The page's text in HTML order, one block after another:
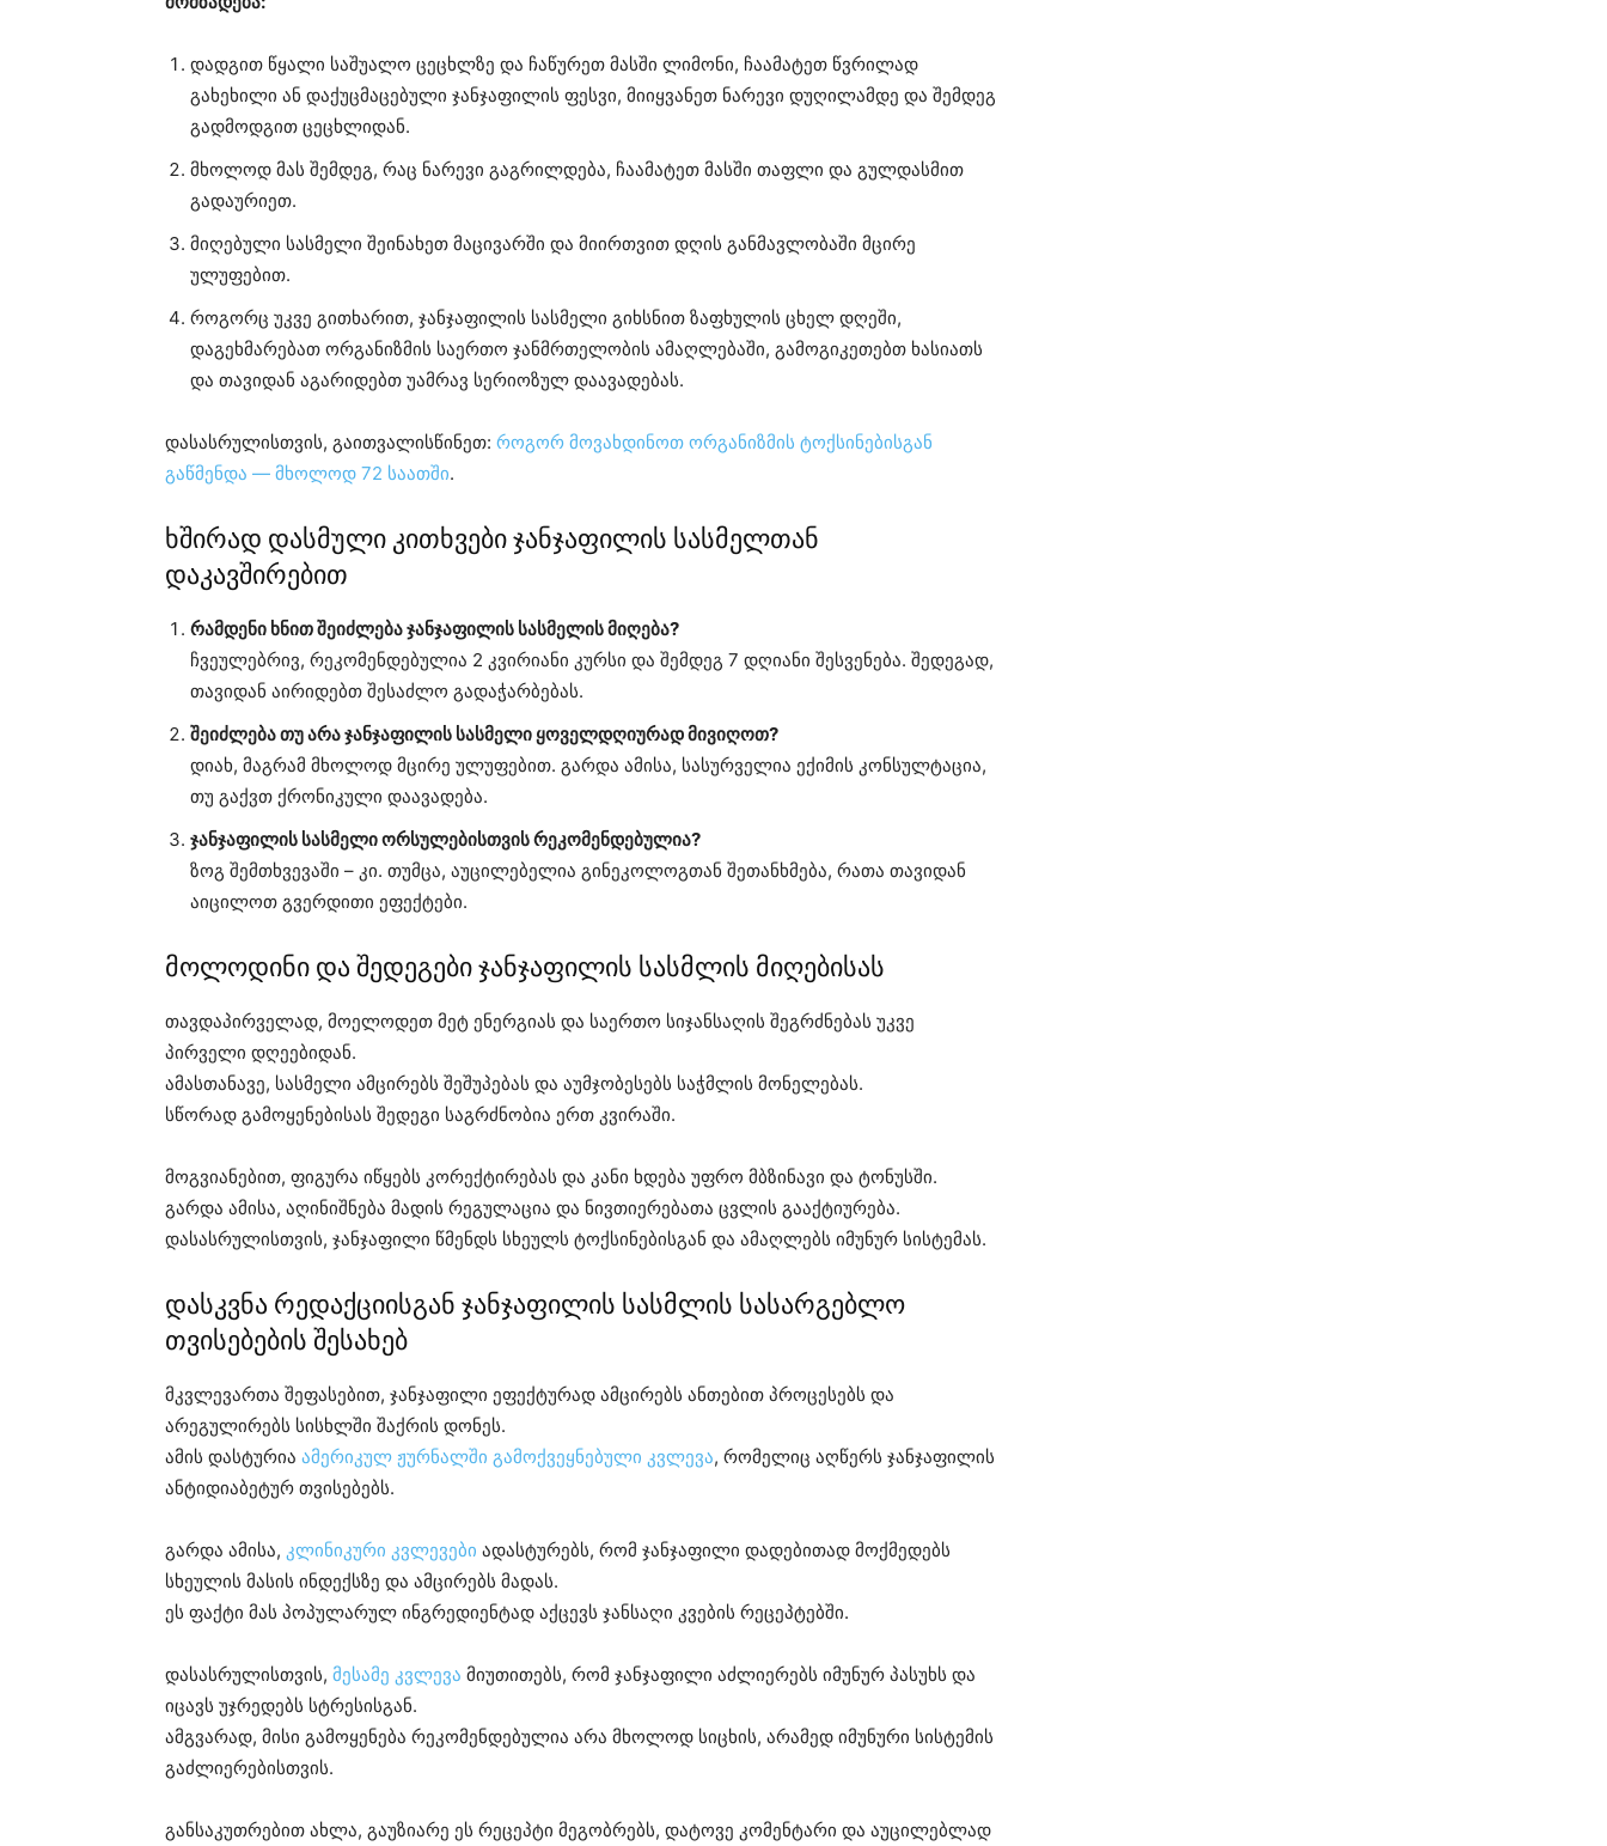
დადგით წყალი საშუალო ცეცხლზე და ჩაწურეთ მასში ლიმონი, ჩაამატეთ წვრილად
გახეხილი ან დაქუცმაცებული ჯანჯაფილის ფესვი, მიიყვანეთ ნარევი დუღილამდე და შემდეგ
გადმოდგით ცეცხლიდან.
მხოლოდ მას შემდეგ, რაც ნარევი გაგრილდება, ჩაამატეთ მასში თაფლი და გულდასმით
გადაურიეთ.
მიღებული სასმელი შეინახეთ მაცივარში და მიირთვით დღის განმავლობაში მცირე
ულუფებით.
როგორც უკვე გითხარით, ჯანჯაფილის სასმელი გიხსნით ზაფხულის ცხელ დღეში,
დაგეხმარებათ ორგანიზმის საერთო ჯანმრთელობის ამაღლებაში, გამოგიკეთებთ ხასიათს
და თავიდან აგარიდებთ უამრავ სერიოზულ დაავადებას.
დასასრულისთვის, გაითვალისწინეთ: როგორ მოვახდინოთ ორგანიზმის ტოქსინებისგან
გაწმენდა — მხოლოდ 72 საათში.
ხშირად დასმული კითხვები ჯანჯაფილის სასმელთან
დაკავშირებით
რამდენი ხნით შეიძლება ჯანჯაფილის სასმელის მიღება?
ჩვეულებრივ, რეკომენდებულია 2 კვირიანი კურსი და შემდეგ 7 დღიანი შესვენება. შედეგად,
თავიდან აირიდებთ შესაძლო გადაჭარბებას.
შეიძლება თუ არა ჯანჯაფილის სასმელი ყოველდღიურად მივიღოთ?
დიახ, მაგრამ მხოლოდ მცირე ულუფებით. გარდა ამისა, სასურველია ექიმის კონსულტაცია,
თუ გაქვთ ქრონიკული დაავადება.
ჯანჯაფილის სასმელი ორსულებისთვის რეკომენდებულია?
ზოგ შემთხვევაში – კი. თუმცა, აუცილებელია გინეკოლოგთან შეთანხმება, რათა თავიდან
აიცილოთ გვერდითი ეფექტები.
მოლოდინი და შედეგები ჯანჯაფილის სასმლის მიღებისას
თავდაპირველად, მოელოდეთ მეტ ენერგიას და საერთო სიჯანსაღის შეგრძნებას უკვე
პირველი დღეებიდან.
ამასთანავე, სასმელი ამცირებს შეშუპებას და აუმჯობესებს საჭმლის მონელებას.
სწორად გამოყენებისას შედეგი საგრძნობია ერთ კვირაში.
მოგვიანებით, ფიგურა იწყებს კორექტირებას და კანი ხდება უფრო მბზინავი და ტონუსში.
გარდა ამისა, აღინიშნება მადის რეგულაცია და ნივთიერებათა ცვლის გააქტიურება.
დასასრულისთვის, ჯანჯაფილი წმენდს სხეულს ტოქსინებისგან და ამაღლებს იმუნურ სისტემას.
დასკვნა რედაქციისგან ჯანჯაფილის სასმლის სასარგებლო
თვისებების შესახებ
მკვლევართა შეფასებით, ჯანჯაფილი ეფექტურად ამცირებს ანთებით პროცესებს და
არეგულირებს სისხლში შაქრის დონეს.
ამის დასტურია ამერიკულ ჟურნალში გამოქვეყნებული კვლევა, რომელიც აღწერს ჯანჯაფილის
ანტიდიაბეტურ თვისებებს.
გარდა ამისა, კლინიკური კვლევები ადასტურებს, რომ ჯანჯაფილი დადებითად მოქმედებს
სხეულის მასის ინდექსზე და ამცირებს მადას.
ეს ფაქტი მას პოპულარულ ინგრედიენტად აქცევს ჯანსაღი კვების რეცეპტებში.
დასასრულისთვის, მესამე კვლევა მიუთითებს, რომ ჯანჯაფილი აძლიერებს იმუნურ პასუხს და
იცავს უჯრედებს სტრესისგან.
ამგვარად, მისი გამოყენება რეკომენდებულია არა მხოლოდ სიცხის, არამედ იმუნური სისტემის
გაძლიერებისთვის.
განსაკუთრებით ახლა, გაუზიარე ეს რეცეპტი მეგობრებს, დატოვე კომენტარი და აუცილებლად